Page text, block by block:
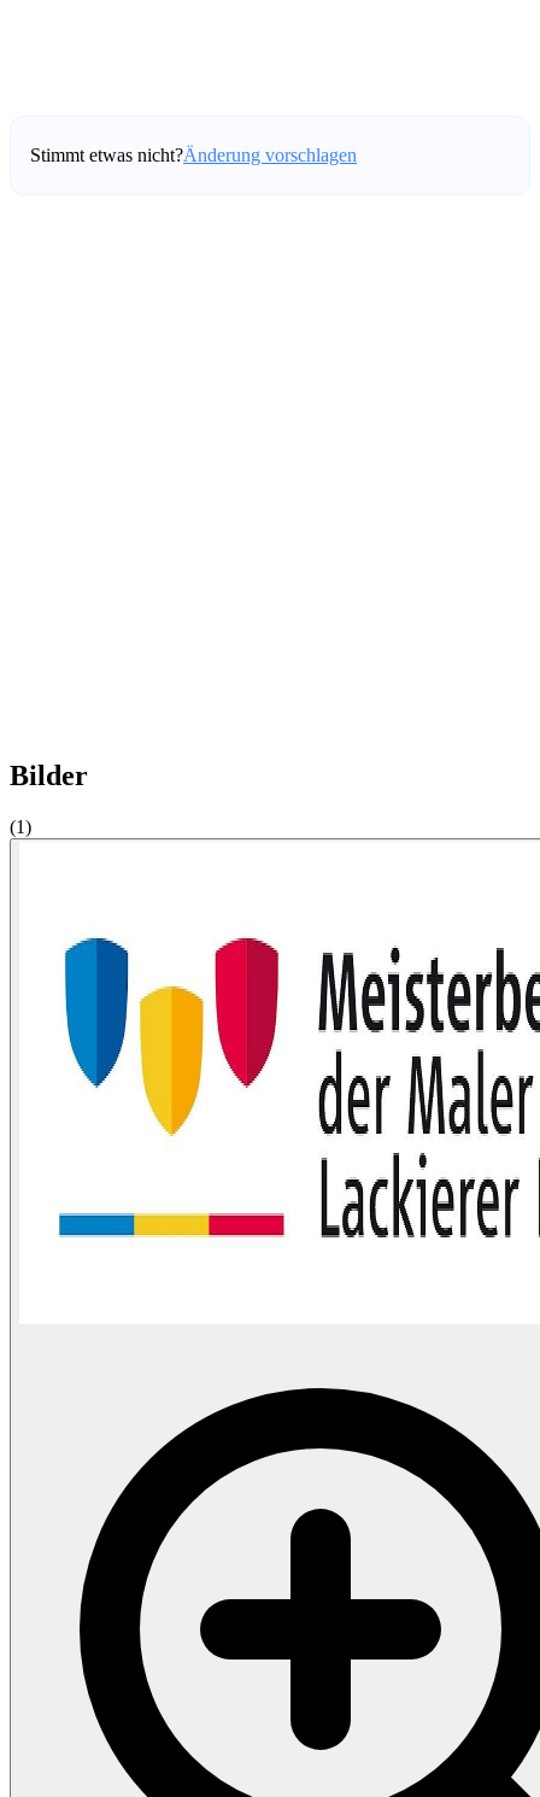
Stimmt etwas nicht?Änderung vorschlagen
Bilder
(1)